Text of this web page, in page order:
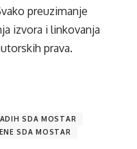
preuzimanje
izvora i linkovanja
prava.
SDA MOSTAR
SDA MOSTAR